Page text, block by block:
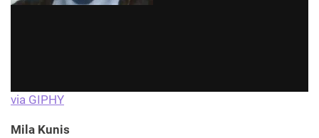
via GIPHY
Mila Kunis